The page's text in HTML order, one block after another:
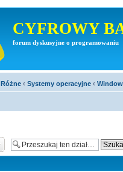
CYFROWY
forum dyskusyjne o programowaniu
Różne ‹ Systemy operacyjne ‹